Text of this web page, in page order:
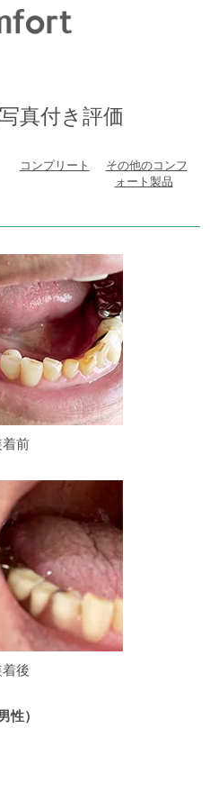
真付き評価
コンプリート
その他のコンフ
ォート製品
着前
着後
性）